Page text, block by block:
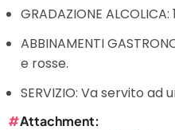
GRADAZIONE ALCOLICA:
ABBINAMENTI
e rosse.
SERVIZIO: Va servito ad
Attachment